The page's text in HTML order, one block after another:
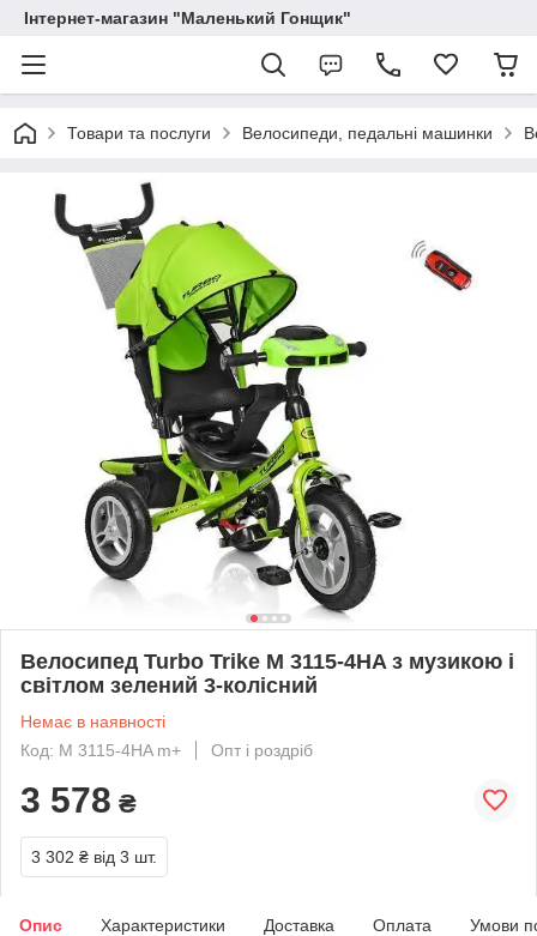
Інтернет-магазин "Маленький Гонщик"
Товари та послуги Велосипеди, педальні машинки
Велосипед Turbo Trike M 3115-4HA з музикою і
світлом зелений 3-колісний
Немає в наявності
Код: M 3115-4HA m+
Опт і роздріб
3 578 ₴
3 302 ₴ від 3 шт.
Опис Характеристики Доставка Оплата Умови